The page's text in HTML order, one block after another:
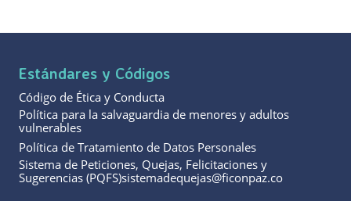
Estándares y Códigos
Código de Ética y Conducta
Política para la salvaguardia de menores y adultos
vulnerables
Política de Tratamiento de Datos Personales
Sistema de Peticiones, Quejas, Felicitaciones y
Sugerencias (PQFS)sistemadequejas@ficonpaz.co